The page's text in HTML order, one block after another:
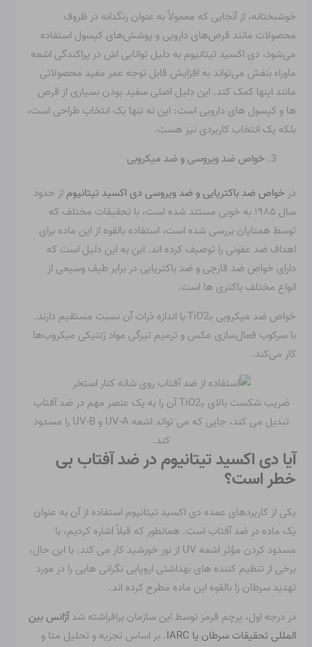
خوشبختانه، از آنجایی که معمولاً به عنوان رنگدانه در ظروف
محصولات مانند قرص‌های دارویی و پوشش‌های کپسول استفاده
می‌شود، دی اکسید تیتانیوم به دلیل توانایی اش در پراکندگی اشعه
ماوراء بنفش می‌تواند به افزایش قابل توجه عمر مفید محصولاتی
مانند اینها کمک کند. این دلیل اصلی سفید بودن بسیاری از قرص
ها و کپسول های دارویی است: این نه تنها یک انتخاب طراحی است،
بلکه یک انتخاب کاربردی نیز هست.
خواص ضد ویروسی و ضد میکروبی
در خواص ضد باکتریایی و ضد ویروسی دی اکسید تیتانیوم از حدود
سال ۱۹۸۵ به خوبی مستند شده است، با تحقیقات مختلف که
توسط همتایان بررسی شده است، استفاده بالقوه از این ماده برای
اهداف ضد عفونی را توصیف کرده اند. این به این دلیل است که
دارای خواص ضد قارچی و ضد باکتریایی در برابر طیف وسیعی از
انواع مختلف باکتری ها است.
خواص ضد میکروبی TiO2 ۲
با اندازه ذرات آن نسبت مستقیم دارند.
با سرکوب فعال‌سازی عکس و ترمیم تیرگی مواد ژنتیکی میکروب‌ها
کار می‌کند.
ضریب شکست بالای TiO2 ۲
آن را به یک عنصر مهم در ضد آفتاب
تبدیل می کند، جایی که می تواند اشعه UV-A و UV-B را مسدود
کند.
آیا دی اکسید تیتانیوم در ضد آفتاب بی
خطر است؟
یکی از کاربردهای عمده دی اکسید تیتانیوم استفاده از آن به عنوان
یک ماده در ضد آفتاب است. همانطور که قبلاً اشاره کردیم، با
مسدود کردن مؤثر اشعه UV از نور خورشید کار می کند. با این حال،
برخی از تنظیم کننده های بهداشتی اروپایی نگرانی هایی را در مورد
تهدید سرطان زا بالقوه این ماده مطرح کرده اند.
در درجه اول، پرچم قرمز توسط این سازمان برافراشته شدآژانس بین
المللی تحقیقات سرطان یا IARC
. بر اساس تجزیه و تحلیل متا و